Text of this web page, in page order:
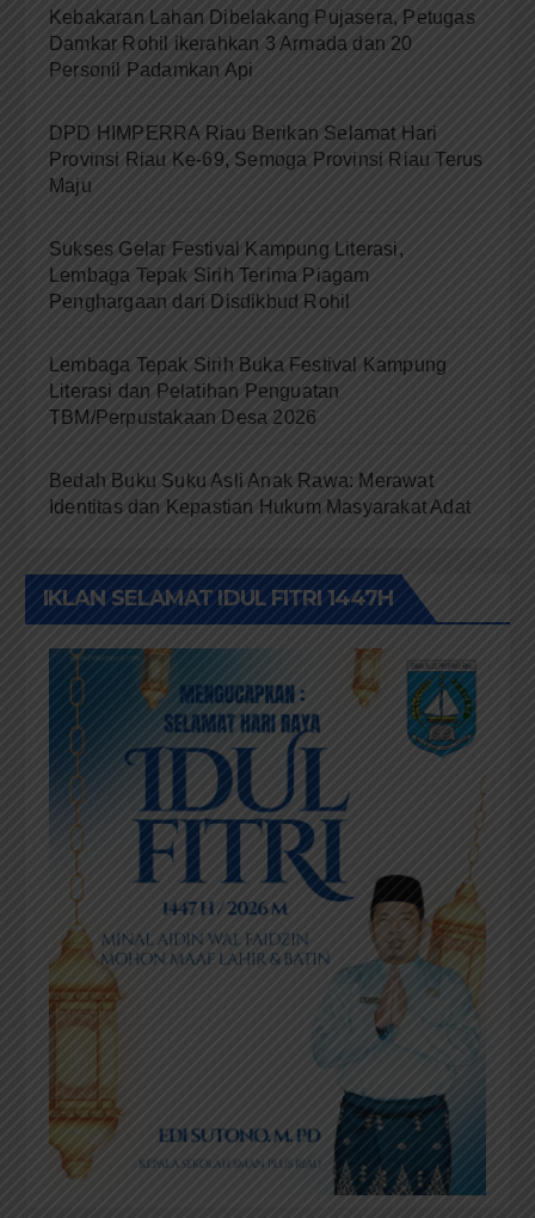
Kebakaran Lahan Dibelakang Pujasera, Petugas
Damkar Rohil ikerahkan 3 Armada dan 20
Personil Padamkan Api
DPD HIMPERRA Riau Berikan Selamat Hari
Provinsi Riau Ke-69, Semoga Provinsi Riau Terus
Maju
Sukses Gelar Festival Kampung Literasi,
Lembaga Tepak Sirih Terima Piagam
Penghargaan dari Disdikbud Rohil
Lembaga Tepak Sirih Buka Festival Kampung
Literasi dan Pelatihan Penguatan
TBM/Perpustakaan Desa 2026
Bedah Buku Suku Asli Anak Rawa: Merawat
Identitas dan Kepastian Hukum Masyarakat Adat
IKLAN SELAMAT IDUL FITRI 1447H